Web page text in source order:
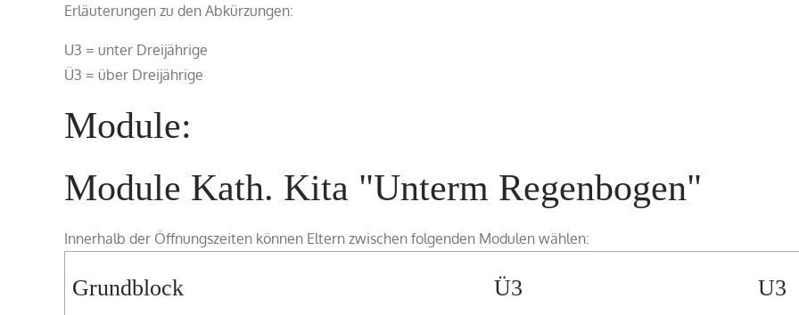
Erläuterungen zu den Abkürzungen:
U3 = unter Dreijährige
Ü3 = über Dreijährige
Module:
Module Kath. Kita "Unterm Regenbogen"
Innerhalb der Öffnungszeiten können Eltern zwischen folgenden Modulen wählen:
Grundblock Ü3 U3